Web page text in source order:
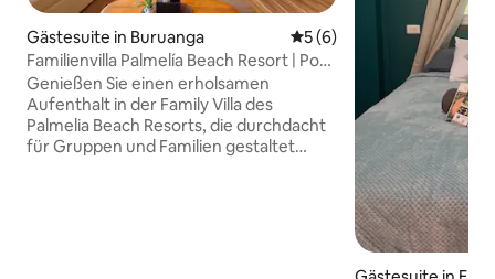
Gästesuite in Buruanga Durchschnittliche
5 (6)
Familienvilla Palmelía Beach Resort | Pool,
Fitnessraum, Sauna
Genießen Sie einen erholsamen
Aufenthalt in der Family Villa des
Palmelia Beach Resorts, die durchdacht
für Gruppen und Familien gestaltet